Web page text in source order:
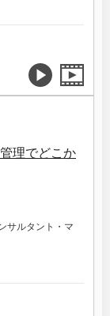
理でどこか
サルタント・マ